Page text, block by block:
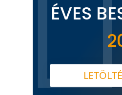
ÉVES